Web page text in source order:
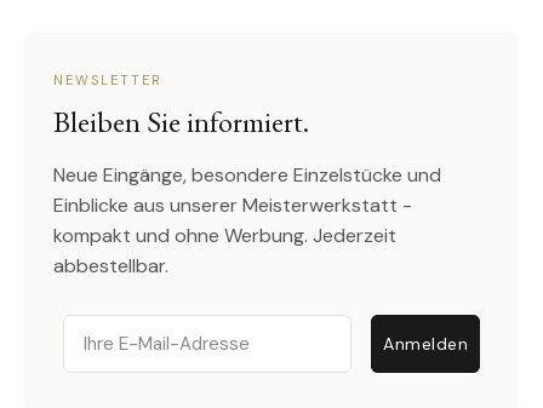
NEWSLETTER
Bleiben Sie informiert.
Neue Eingänge, besondere Einzelstücke und
Einblicke aus unserer Meisterwerkstatt -
kompakt und ohne Werbung. Jederzeit
abbestellbar.
Email
Anmelden